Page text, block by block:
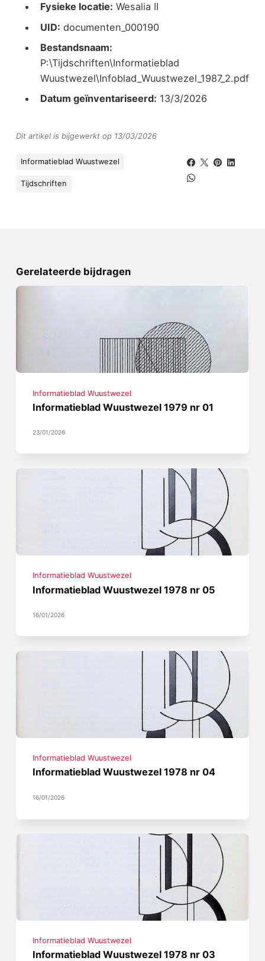
Fysieke locatie: Wesalia II
UID: documenten_000190
Bestandsnaam:
P:\Tijdschriften\Informatieblad
Wuustwezel\Infoblad_Wuustwezel_1987_2.pdf
Datum geïnventariseerd: 13/3/2026
Dit artikel is bijgewerkt op 13/03/2026
Informatieblad Wuustwezel
Tijdschriften
Gerelateerde bijdragen
Informatieblad Wuustwezel
Informatieblad Wuustwezel 1979 nr 01
23/01/2026
Informatieblad Wuustwezel
Informatieblad Wuustwezel 1978 nr 05
16/01/2026
Informatieblad Wuustwezel
Informatieblad Wuustwezel 1978 nr 04
16/01/2026
Informatieblad Wuustwezel
Informatieblad Wuustwezel 1978 nr 03